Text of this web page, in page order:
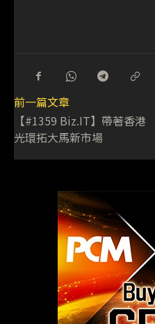
前一篇文章
【#1359 Biz.IT】帶著香港
光環拓大馬新市場